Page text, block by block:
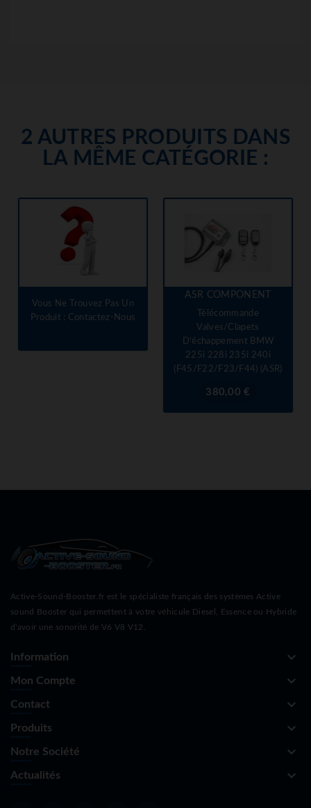
2 AUTRES PRODUITS DANS
LA MÊME CATÉGORIE :
Vous Ne Trouvez Pas Un
Produit : Contactez-Nous
ASR COMPONENT
Télécommande
Valves/clapets
D'échappement BMW
225i 228i 235i 240i
(F45/F22/F23/F44) (ASR)
Prix
380,00 €
Active-Sound-Booster.fr est le spécialiste français des systèmes Active
sound Booster qui permettent à votre véhicule Diesel, Essence ou Hybride
d'avoir une sonorité de V6 V8 V12.
Information keyboard_arrow_down
Mon Compte keyboard_arrow_down
Contact keyboard_arrow_down
Produits keyboard_arrow_down
Notre Société keyboard_arrow_down
Actualités keyboard_arrow_down